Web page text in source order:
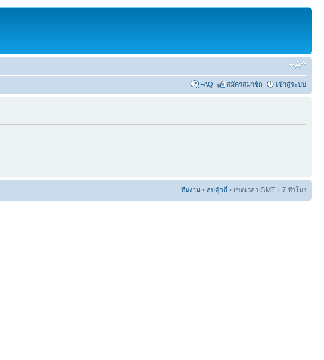
FAQ สมัครสมาชิก เข้าสู่ระบบ
ทีมงาน • ลบคุ้กกี้ • เขตเวลา GMT + 7 ชั่วโมง